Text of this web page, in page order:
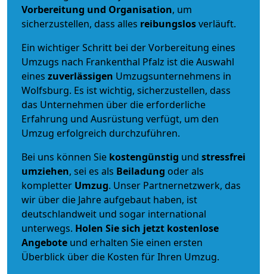
Vorbereitung und Organisation, um
sicherzustellen, dass alles reibungslosverläuft.
Ein wichtiger Schritt bei der Vorbereitung eines
Umzugs nach Frankenthal Pfalz ist die Auswahl
eines zuverlässigen Umzugsunternehmens in
Wolfsburg. Es ist wichtig, sicherzustellen, dass
das Unternehmen über die erforderliche
Erfahrung und Ausrüstung verfügt, um den
Umzug erfolgreich durchzuführen.
Bei uns können Sie kostengünstig und stressfrei
umziehen, sei es als Beiladung oder als
kompletter Umzug. Unser Partnernetzwerk, das
wir über die Jahre aufgebaut haben, ist
deutschlandweit und sogar international
unterwegs. Holen Sie sich jetzt kostenlose
Angebote und erhalten Sie einen ersten
Überblick über die Kosten für Ihren Umzug.